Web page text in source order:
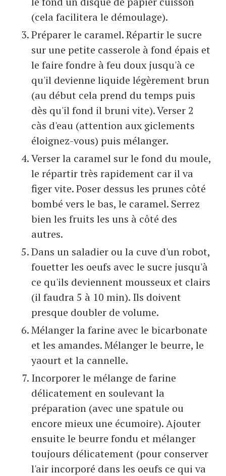
(cela facilitera le démoulage).
Préparer le caramel. Répartir le sucre
sur une petite casserole à fond épais et
le faire fondre à feu doux jusqu'à ce
qu'il devienne liquide légèrement brun
(au début cela prend du temps puis
dès qu'il fond il bruni vite). Verser 2
càs d'eau (attention aux giclements
éloignez-vous) puis mélanger.
Verser la caramel sur le fond du moule,
le répartir très rapidement car il va
figer vite. Poser dessus les prunes côté
bombé vers le bas, le caramel. Serrez
bien les fruits les uns à côté des
autres.
Dans un saladier ou la cuve d'un robot,
fouetter les oeufs avec le sucre jusqu'à
ce qu'ils deviennent mousseux et clairs
(il faudra 5 à 10 min). Ils doivent
presque doubler de volume.
Mélanger la farine avec le bicarbonate
et les amandes. Mélanger le beurre, le
yaourt et la cannelle.
Incorporer le mélange de farine
délicatement en soulevant la
préparation (avec une spatule ou
encore mieux une écumoire). Ajouter
ensuite le beurre fondu et mélanger
toujours délicatement (pour conserver
l'air incorporé dans les oeufs ce qui va